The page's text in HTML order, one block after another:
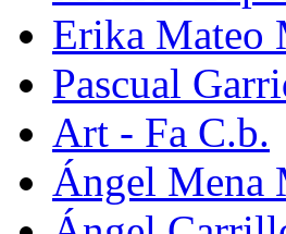
Erika Mateo
Pascual
Art - Fa C.b.
Ángel Mena